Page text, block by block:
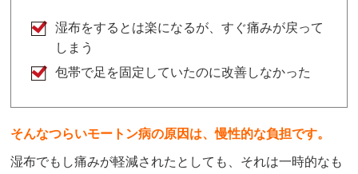
湿布をすると は楽になるが、すぐ痛みが戻って
しまう
包帯で足を固定していたのに改善しなかった
そんなつらいモートン病の原因は、慢性的な負担です。
湿布でもし痛みが軽減されたとしても、それは一時的なも